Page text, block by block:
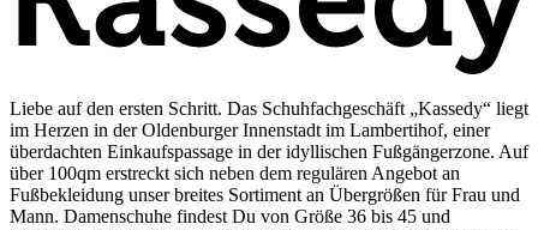
Liebe auf den ersten Schritt. Das Schuhfachgeschäft „Kassedy“ liegt
im Herzen in der Oldenburger Innenstadt im Lambertihof, einer
überdachten Einkaufspassage in der idyllischen Fußgängerzone. Auf
über 100qm erstreckt sich neben dem regulären Angebot an
Fußbekleidung unser breites Sortiment an Übergrößen für Frau und
Mann. Damenschuhe findest Du von Größe 36 bis 45 und